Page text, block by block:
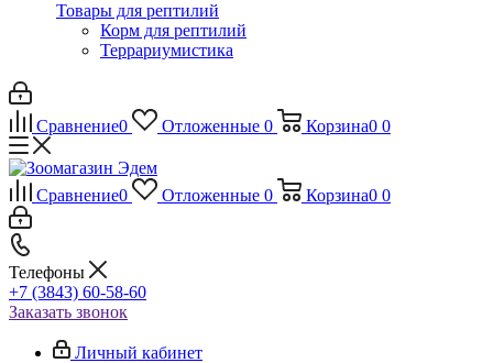
Товары для рептилий
Корм для рептилий
Террариумистика
Сравнение0 Отложенные 0 Корзина0 0
Сравнение0 Отложенные 0 Корзина0 0
Телефоны
+7 (3843) 60-58-60
Заказать звонок
Личный кабинет